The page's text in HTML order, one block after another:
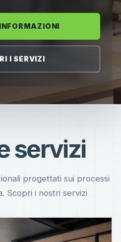
I SERVIZI
servizi
progettati sui processi
Scopri i nostri servizi